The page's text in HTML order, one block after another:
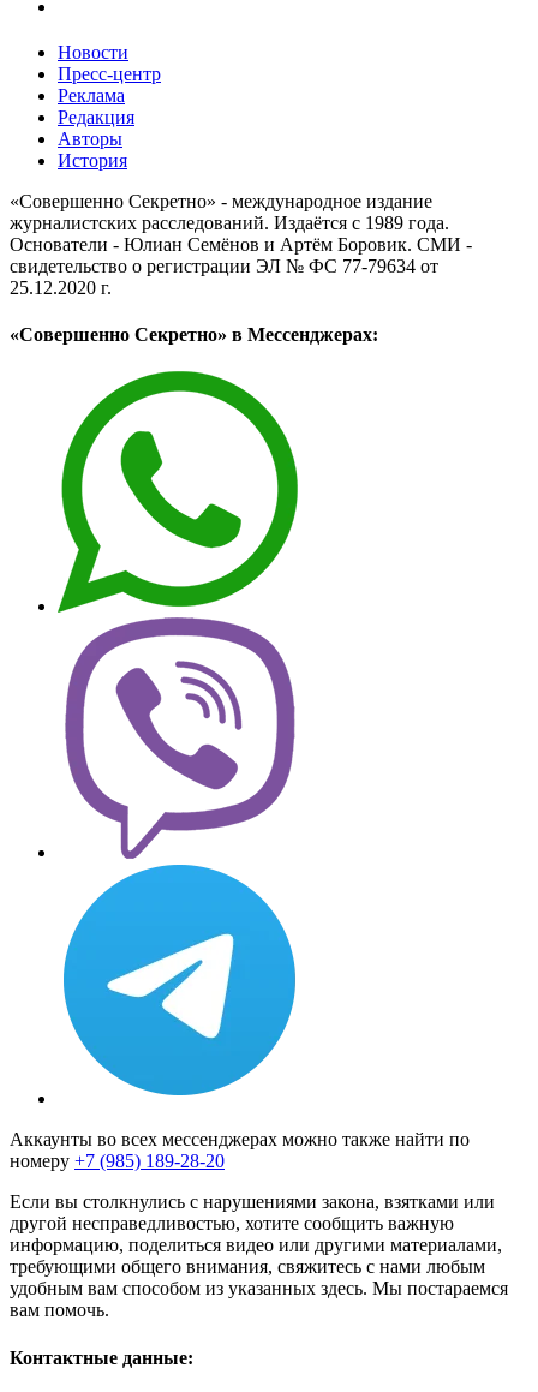
Новости
Пресс-центр
Реклама
Редакция
Авторы
История
«Совершенно Секретно» - международное издание
журналистских расследований. Издаётся с 1989 года.
Основатели - Юлиан Семёнов и Артём Боровик. CМИ -
свидетельство о регистрации ЭЛ № ФС 77-79634 от
25.12.2020 г.
«Совершенно Секретно» в Мессенджерах:
Аккаунты во всех мессенджерах можно также найти по
номеру +7 (985) 189-28-20
Если вы столкнулись с нарушениями закона, взятками или
другой несправедливостью, хотите сообщить важную
информацию, поделиться видео или другими материалами,
требующими общего внимания, свяжитесь с нами любым
удобным вам способом из указанных здесь. Мы постараемся
вам помочь.
Контактные данные: